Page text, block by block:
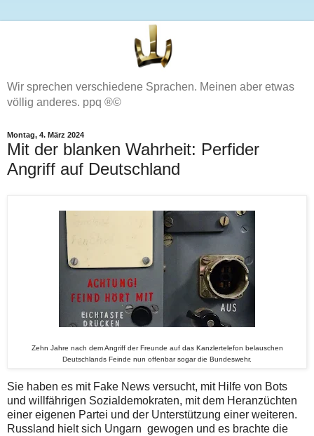
Wir sprechen verschiedene Sprachen. Meinen aber etwas
völlig anderes. ppq ®©
Montag, 4. März 2024
Mit der blanken Wahrheit: Perfider
Angriff auf Deutschland
Zehn Jahre nach dem Angriff der Freunde auf das Kanzlertelefon belauschen
Deutschlands Feinde nun offenbar sogar die Bundeswehr.
Sie haben es mit Fake News versucht, mit Hilfe von Bots
und willfährigen Sozialdemokraten, mit dem Heranzüchten
einer eigenen Partei und der Unterstützung einer weiteren.
Russland hielt sich Ungarn gewogen und es brachte die